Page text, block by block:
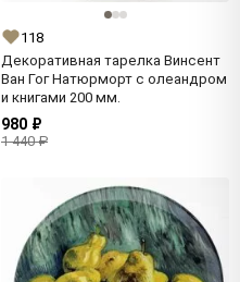
118
Декоративная тарелка Винсент
Ван Гог Натюрморт с олеандром
и книгами 200 мм.
980 ₽
1 440 ₽